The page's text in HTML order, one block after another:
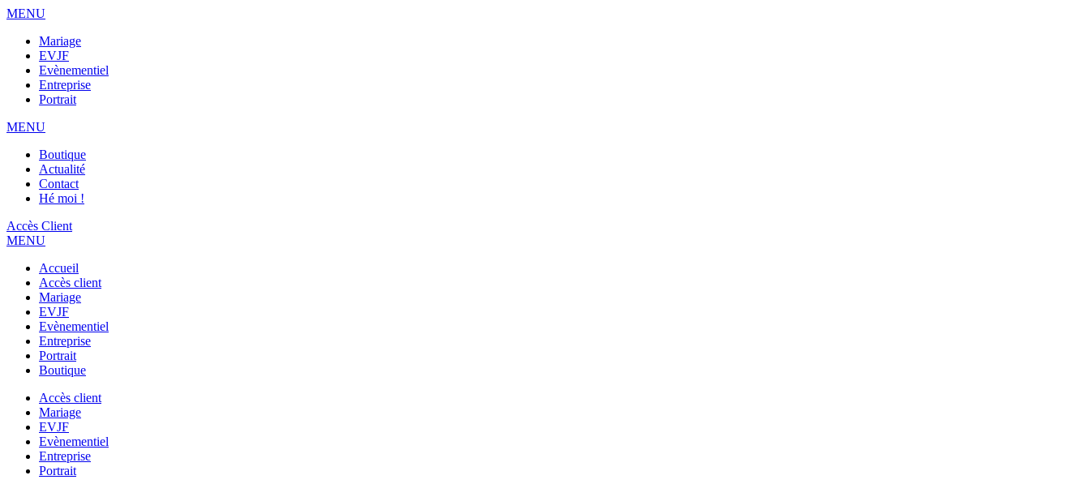
MENU
Mariage
EVJF
Evènementiel
Entreprise
Portrait
MENU
Boutique
Actualité
Contact
Hé moi !
Accès Client
MENU
Accueil
Accès client
Mariage
EVJF
Evènementiel
Entreprise
Portrait
Boutique
Accès client
Mariage
EVJF
Evènementiel
Entreprise
Portrait